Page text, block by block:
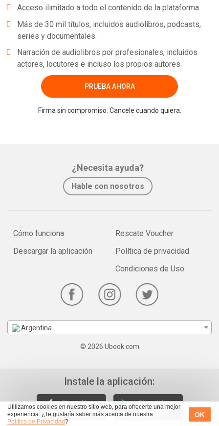
Utilizamos cookies en nuestro sitio web, para ofrecerte una mejor
experiencia. ¿Te gustaría saber más acerca de nuestra
Política de Privacidad?
OK
Acceso ilimitado a todo el contenido de la plataforma.
Más de 30 mil títulos, incluidos audiolibros, podcasts,
series y documentales.
Narración de audiolibros por profesionales, incluidos
actores, locutores e incluso los propios autores.
PRUEBA AHORA
Firma sin compromiso. Cancele cuando quiera.
¿Necesita ayuda?
Hable con nosotros
Cómo funciona
Descargar la aplicación
Rescate Voucher
Política de privacidad
Condiciones de Uso
Argentina
© 2026 Ubook.com
Instale la aplicación: